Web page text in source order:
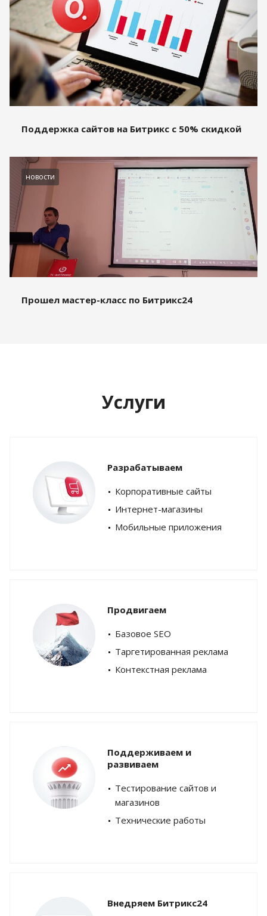
Поддержка сайтов на Битрикс с 50% скидкой
новости
Прошел мастер-класс по Битрикс24
Услуги
Разрабатываем
Корпоративные сайты
Интернет-магазины
Мобильные приложения
Продвигаем
Базовое SEO
Таргетированная реклама
Контекстная реклама
Поддерживаем и
развиваем
Тестирование сайтов и
магазинов
Технические работы
Внедряем Битрикс24